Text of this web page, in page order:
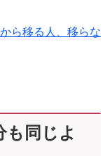
ら移る人、移らな
も同じよ